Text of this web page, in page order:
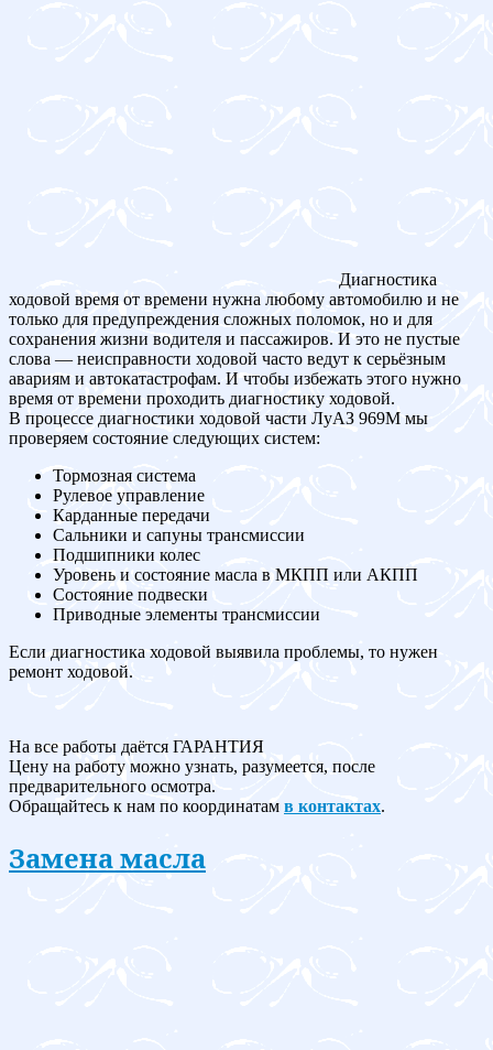
Диагностика
ходовой время от времени нужна любому автомобилю и не
только для предупреждения сложных поломок, но и для
сохранения жизни водителя и пассажиров. И это не пустые
слова — неисправности ходовой часто ведут к серьёзным
авариям и автокатастрофам. И чтобы избежать этого нужно
время от времени проходить диагностику ходовой.
В процессе диагностики ходовой части ЛуАЗ 969M мы
проверяем состояние следующих систем:
Тормозная система
Рулевое управление
Карданные передачи
Сальники и сапуны трансмиссии
Подшипники колес
Уровень и состояние масла в МКПП или АКПП
Состояние подвески
Приводные элементы трансмиссии
Если диагностика ходовой выявила проблемы, то нужен
ремонт ходовой.
На все работы даётся ГАРАНТИЯ
Цену на работу можно узнать, разумеется, после
предварительного осмотра.
Обращайтесь к нам по координатам в контактах.
Замена масла